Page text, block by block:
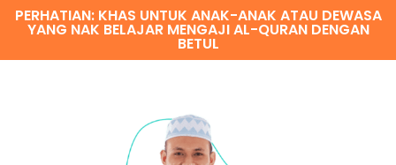
PERHATIAN: KHAS UNTUK ANAK-ANAK ATAU DEWASA
YANG NAK BELAJAR MENGAJI AL-QURAN DENGAN
BETUL